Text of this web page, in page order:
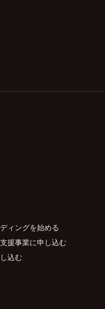
ィングを始める
援事業に申し込む
込む